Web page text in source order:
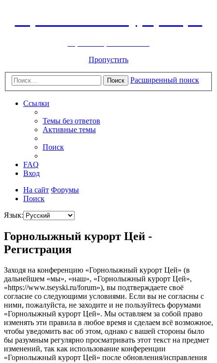
Пропустить
Поиск Расширенный поиск
Ссылки
Темы без ответов
Активные темы
Поиск
FAQ
Вход
На сайт Форумы
Поиск
Язык:
Горнолыжный курорт Цей -
Регистрация
Заходя на конференцию «Горнолыжный курорт Цей» (в
дальнейшем «мы», «наш», «Горнолыжный курорт Цей»,
«https://www.tseyski.ru/forum»), вы подтверждаете своё
согласие со следующими условиями. Если вы не согласны с
ними, пожалуйста, не заходите и не пользуйтесь форумами
«Горнолыжный курорт Цей». Мы оставляем за собой право
изменять эти правила в любое время и сделаем всё возможное,
чтобы уведомить вас об этом, однако с вашей стороны было
бы разумным регулярно просматривать этот текст на предмет
изменений, так как использование конференции
«Горнолыжный курорт Цей» после обновления/исправления